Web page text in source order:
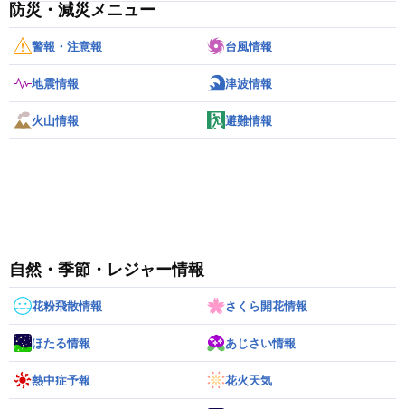
防災・減災メニュー
警報・注意報 台風情報
地震情報 津波情報
火山情報 避難情報
自然・季節・レジャー情報
花粉飛散情報 さくら開花情報
ほたる情報 あじさい情報
熱中症予報 花火天気